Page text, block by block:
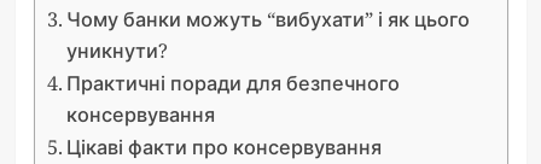
Чому банки можуть “вибухати” і як цього
уникнути?
Практичні поради для безпечного
консервування
Цікаві факти про консервування